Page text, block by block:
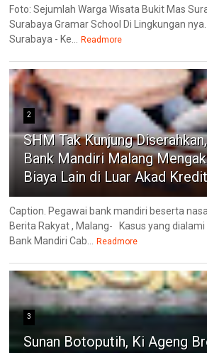
Foto: Sejumlah Warga Wisata Bukit Mas
Surabaya Gramar School Di Lingkungan
Surabaya - Ke... Readmore
2
SHM Tak Kunjung
Bank Mandiri Malang
Biaya Lain di Luar Akad Kredit
Caption. Pegawai bank mandiri beserta
Berita Rakyat , Malang- ‎Kasus yang
Bank Mandiri Cab... Readmore
3
Sunan Botoputih, Ki Ageng